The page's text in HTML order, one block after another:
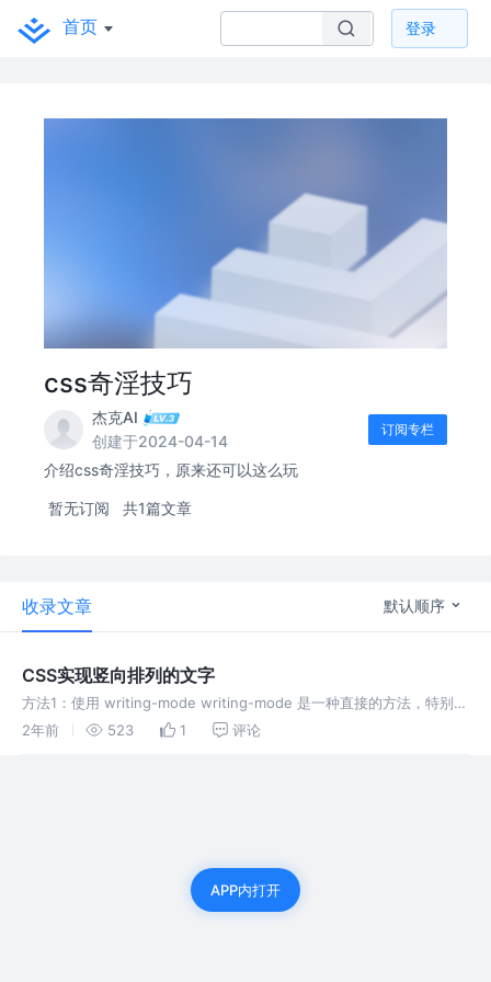
首页 登录
css奇淫技巧
杰克AI
创建于2024-04-14
订阅专栏
介绍css奇淫技巧，原来还可以这么玩
暂无订阅 共1篇文章
收录文章 默认顺序
CSS实现竖向排列的文字
方法1：使用 writing-mode writing-mode 是一种直接的方法，特别适
用于竖排文本（如中文）。 方法2：使用 transform 旋转文本 如果只
2年前 523 1 评论
APP内打开